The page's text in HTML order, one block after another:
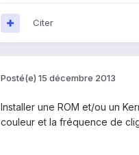
Citer
Posté(e) 15 décembre 2013
Installer une ROM et/ou un
couleur et la fréquence de